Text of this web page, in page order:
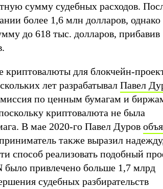
сумму судебных расходов.
более 1,6 млн долларов, однако
до 618 тыс. долларов, прибавив
для блокчейн-
лет разрабатывал Павел
по ценным бумагам и
криптовалюта не была
В мае 2020-го Павел Дуров
также выразил
способ реализовать подобный
привлечено больше 1,7 млрд
судебных разбирательств